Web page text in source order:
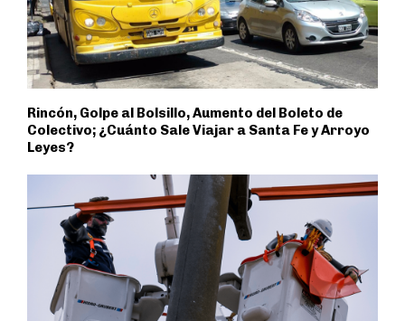
Rincón, Golpe al Bolsillo, Aumento del Boleto de
Colectivo; ¿Cuánto Sale Viajar a Santa Fe y Arroyo
Leyes?